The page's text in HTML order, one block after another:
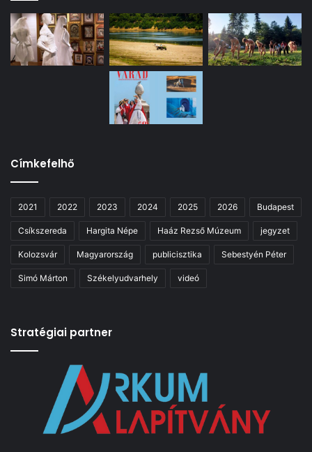
Címkefelhő
2021 2022 2023 2024 2025 2026 Budapest
Csíkszereda Hargita Népe Haáz Rezső Múzeum jegyzet
Kolozsvár Magyarország publicisztika Sebestyén Péter
Simó Márton Székelyudvarhely videó
Stratégiai partner